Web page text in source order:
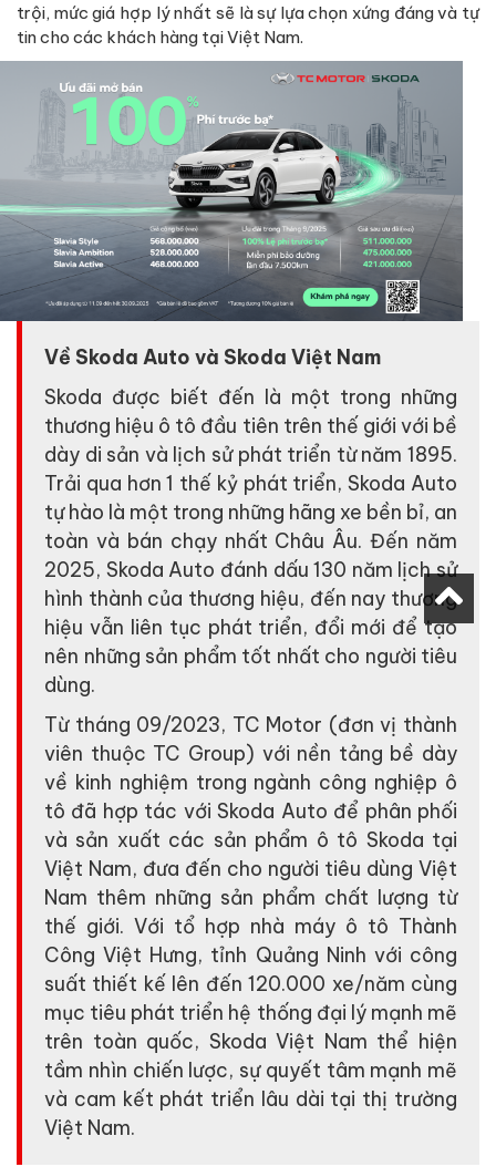
trội, mức giá hợp lý nhất sẽ là sự lựa chọn xứng đáng và tự
tin cho các khách hàng tại Việt Nam.
Về Skoda Auto và Skoda Việt Nam
Skoda được biết đến là một trong những
thương hiệu ô tô đầu tiên trên thế giới với bề
dày di sản và lịch sử phát triển từ năm 1895.
Trải qua hơn 1 thế kỷ phát triển, Skoda Auto
tự hào là một trong những hãng xe bền bỉ, an
toàn và bán chạy nhất Châu Âu. Đến năm
2025, Skoda Auto đánh dấu 130 năm lịch sử
hình thành của thương hiệu, đến nay thương
hiệu vẫn liên tục phát triển, đổi mới để tạo
nên những sản phẩm tốt nhất cho người tiêu
dùng.
Từ tháng 09/2023, TC Motor (đơn vị thành
viên thuộc TC Group) với nền tảng bề dày
về kinh nghiệm trong ngành công nghiệp ô
tô đã hợp tác với Skoda Auto để phân phối
và sản xuất các sản phẩm ô tô Skoda tại
Việt Nam, đưa đến cho người tiêu dùng Việt
Nam thêm những sản phẩm chất lượng từ
thế giới. Với tổ hợp nhà máy ô tô Thành
Công Việt Hưng, tỉnh Quảng Ninh với công
suất thiết kế lên đến 120.000 xe/năm cùng
mục tiêu phát triển hệ thống đại lý mạnh mẽ
trên toàn quốc, Skoda Việt Nam thể hiện
tầm nhìn chiến lược, sự quyết tâm mạnh mẽ
và cam kết phát triển lâu dài tại thị trường
Việt Nam.